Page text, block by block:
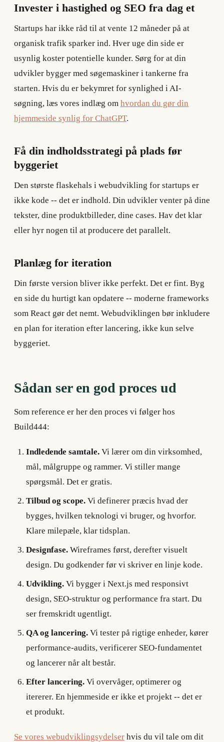
Invester i hastighed og SEO fra dag et
Startups har ikke råd til at vente 12 måneder på at
organisk trafik sparker ind. Hver uge din side er
usynlig koster potentielle kunder. Sørg for at din
udvikler bygger med søgemaskiner i tankerne fra
starten. Hvis du er bekymret for synlighed i AI-
søgning, læs vores indlæg om hvordan du gør din
hjemmeside synlig for ChatGPT.
Få din indholdsstrategi på plads før
byggeriet
Den største flaskehals i webudvikling for startups er
ikke kode -- det er indhold. Din udvikler venter på dine
tekster, dine produktbilleder, dine cases. Hav det klar
eller hyr nogen til at producere det parallelt.
Planlæg for iteration
Din første version bliver ikke perfekt. Det er fint. Byg
en side du hurtigt kan opdatere -- moderne frameworks
som React gør det nemt. Webudviklingen bør inkludere
en plan for iteration efter lancering, ikke kun selve
byggeriet.
Sådan ser en god proces ud
Som reference er her den proces vi følger hos
Build444:
Indledende samtale. Vi lærer om din virksomhed,
mål, målgruppe og rammer. Vi stiller mange
spørgsmål. Det er gratis.
Tilbud og scope. Vi definerer præcis hvad der
bygges, hvilken teknologi vi bruger, og hvorfor.
Klare milepæle, klar tidsplan.
Designfase. Wireframes først, derefter visuelt
design. Du godkender før vi skriver en linje kode.
Udvikling. Vi bygger i Next.js med responsivt
design, SEO-struktur og performance fra start. Du
ser fremskridt ugentligt.
QA og lancering. Vi tester på rigtige enheder, kører
performance-audits, verificerer SEO-fundamentet
og lancerer når alt består.
Efter lancering. Vi overvåger, optimerer og
itererer. En hjemmeside er ikke et projekt -- det er
et produkt.
Se vores webudviklingsydelser hvis du vil tale om dit